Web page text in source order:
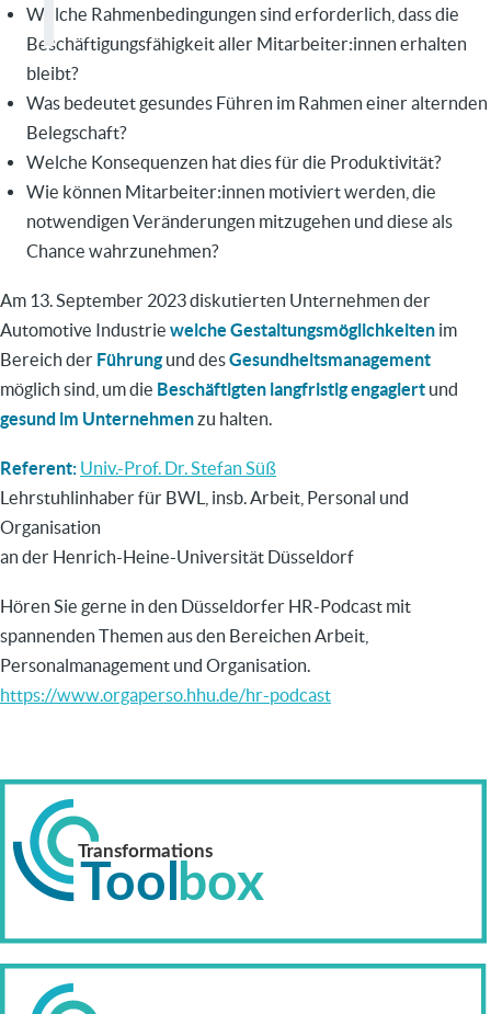
Welche Rahmenbedingungen sind erforderlich, dass die
Beschäftigungsfähigkeit aller Mitarbeiter:innen erhalten
bleibt?
Was bedeutet gesundes Führen im Rahmen einer alternden
Belegschaft?
Welche Konsequenzen hat dies für die Produktivität?
Wie können Mitarbeiter:innen motiviert werden, die
notwendigen Veränderungen mitzugehen und diese als
Chance wahrzunehmen?
Am 13. September 2023 diskutierten Unternehmen der
Automotive Industrie welche Gestaltungsmöglichkeiten im
Bereich der Führungund desGesundheitsmanagement
möglich sind, um die Beschäftigten langfristig engagiert und
gesund im Unternehmenzu halten.
Referent: Univ.-Prof. Dr. Stefan Süß
Lehrstuhlinhaber für BWL, insb.Arbeit, Personal und
Organisation
an der Henrich-Heine-Universität Düsseldorf
Hören Sie gerne in den Düsseldorfer HR-Podcast mit
spannenden Themen aus den Bereichen Arbeit,
Personalmanagement und Organisation.
https://www.orgaperso.hhu.de/hr-podcast